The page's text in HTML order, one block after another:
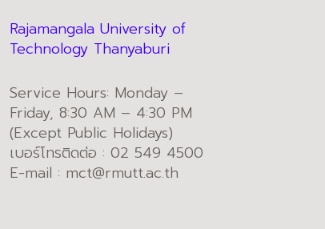
Rajamangala University of
Technology Thanyaburi
Service Hours: Monday –
Friday, 8:30 AM – 4:30 PM
(Except Public Holidays)
เบอร์โทรติดต่อ : 02 549 4500
E-mail : mct@rmutt.ac.th